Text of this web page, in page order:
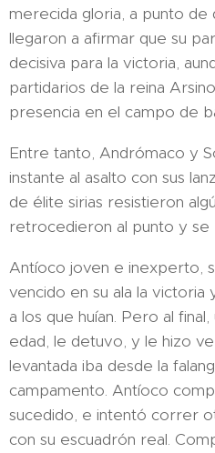
merecida gloria, a punto de
llegaron a afirmar que su
decisiva para la victoria,
partidarios de la reina
presencia en el campo de
Entre tanto, Andrómaco y
instante al asalto con sus
de élite sirias resistieron
retrocedieron al punto y se
Antíoco joven e inexperto,
vencido en su ala la victoria
a los que huían. Pero al
edad, le detuvo, y le hizo
levantada iba desde la
campamento. Antíoco
sucedido, e intentó correr
con su escuadrón real.